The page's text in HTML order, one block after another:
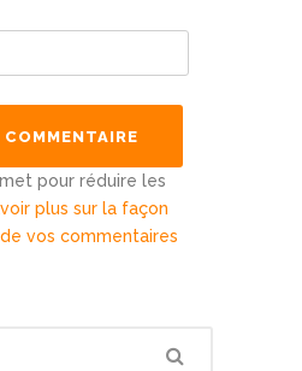
pour réduire les
plus sur la façon
vos commentaires